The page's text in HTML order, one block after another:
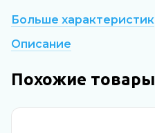
Больше характеристик
Описание
Похожие товары